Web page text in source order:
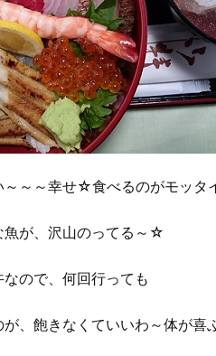
～～～幸せ☆食べるのがモッタ
魚が、沢山のってる～☆
ので、何回行っても
、飽きなくていいわ～体が喜